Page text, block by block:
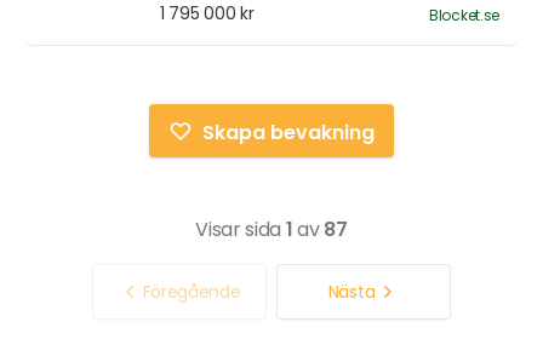
1 795 000 kr Blocket.se
Skapa bevakning
Visar sida 1av87
Föregående Nästa